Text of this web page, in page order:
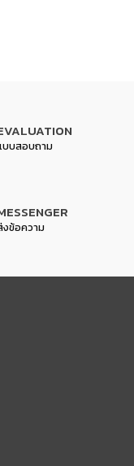
บบสอบถาม
งข้อความ